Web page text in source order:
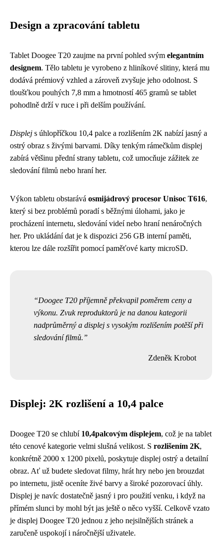
Design a zpracování tabletu
Tablet Doogee T20 zaujme na první pohled svým elegantním
designem. Tělo tabletu je vyrobeno z hliníkové slitiny, která mu
dodává prémiový vzhled a zároveň zvyšuje jeho odolnost. S
tloušťkou pouhých 7,8 mm a hmotností 465 gramů se tablet
pohodlně drží v ruce i při delším používání.
Displej s úhlopříčkou 10,4 palce a rozlišením 2K nabízí jasný a
ostrý obraz s živými barvami. Díky tenkým rámečkům displej
zabírá většinu přední strany tabletu, což umocňuje zážitek ze
sledování filmů nebo hraní her.
Výkon tabletu obstarává osmijádrový procesor Unisoc T616,
který si bez problémů poradí s běžnými úlohami, jako je
procházení internetu, sledování videí nebo hraní nenáročných
her. Pro ukládání dat je k dispozici 256 GB interní paměti,
kterou lze dále rozšířit pomocí paměťové karty microSD.
Doogee T20 příjemně překvapil poměrem ceny a
výkonu. Zvuk reproduktorů je na danou kategorii
nadprůměrný a displej s vysokým rozlišením potěší při
sledování filmů.
Zdeněk Krobot
Displej: 2K rozlišení a 10,4 palce
Doogee T20 se chlubí 10,4palcovým displejem, což je na tablet
této cenové kategorie velmi slušná velikost. S rozlišením 2K,
konkrétně 2000 x 1200 pixelů, poskytuje displej ostrý a detailní
obraz. Ať už budete sledovat filmy, hrát hry nebo jen brouzdat
po internetu, jistě oceníte živé barvy a široké pozorovací úhly.
Displej je navíc dostatečně jasný i pro použití venku, i když na
přímém slunci by mohl být jas ještě o něco vyšší. Celkově vzato
je displej Doogee T20 jednou z jeho nejsilnějších stránek a
zaručeně uspokojí i náročnější uživatele.